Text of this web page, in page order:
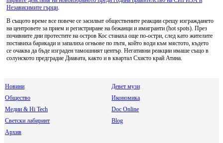
Независимите гърци.
В същото време все повече се засилват обществените реакции срещу изграждането
на центровете за прием и регистриране на бежанци и имигранти (hot spots). През
почивните дни протестите на остров Кос станаха още по-остри, след като жителите
поставиха барикади и запалиха огньове по пътя, който води към мястото, където
се очаква да бъде изграден тамошният център. Негативни реакции имаше също в
солунското предградие Диавата, както и в квартал Схисто край Атина.
Новини
Девет музи
Общество
Икономика
Медии & Hi Tech
Doc Online
Светски лабиринт
Blog
Архив